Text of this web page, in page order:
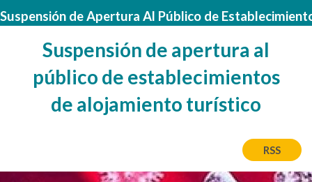
Suspensión de Apertura Al Público de
Suspensión de apertura al
público de establecimientos
de alojamiento turístico
RSS